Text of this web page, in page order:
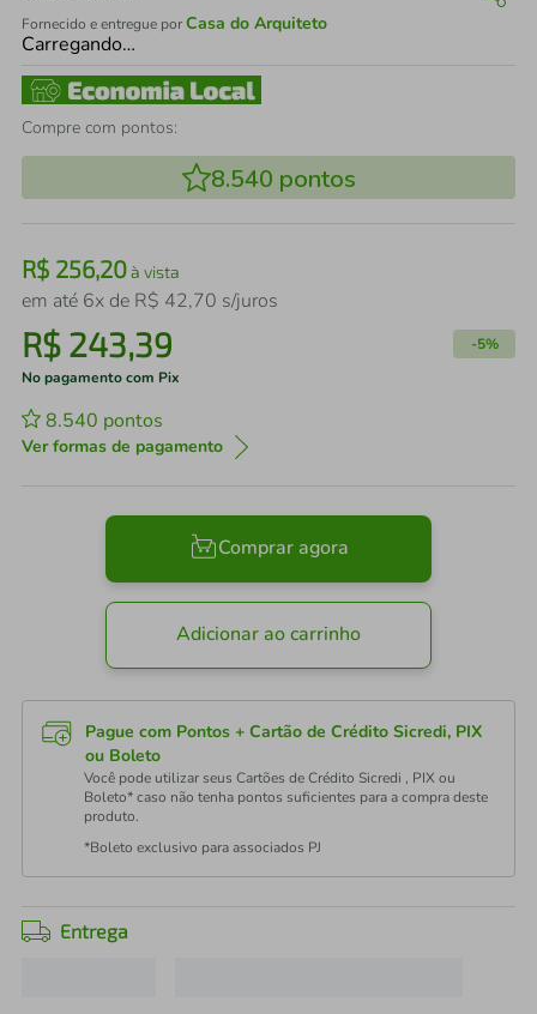
Fornecido e entregue porCasa do Arquiteto
Carregando…
Compre com pontos:
8.540 pontos
R$ 256,20à vista
em até 6x de R$ 42,70 s/juros
R$ 243,39 -5%
No pagamento com Pix
8.540 pontos
Ver formas de pagamento
Comprar agora
Adicionar ao carrinho
Pague com Pontos + Cartão de Crédito Sicredi, PIX
ou Boleto
Você pode utilizar seus Cartões de Crédito Sicredi , PIX ou
Boleto* caso não tenha pontos suficientes para a compra deste
produto.
*Boleto exclusivo para associados PJ
Entrega